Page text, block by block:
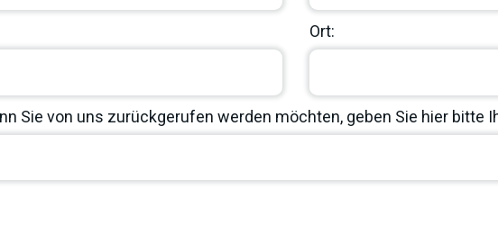
Ort:
Sie von uns zurückgerufen werden möchten, geben Sie hier bitte